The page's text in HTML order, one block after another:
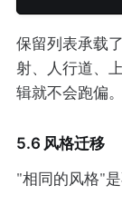
保留列表承载
射、人行道、
辑就不会跑偏。
5.6 风格迁移
"相同的风格"